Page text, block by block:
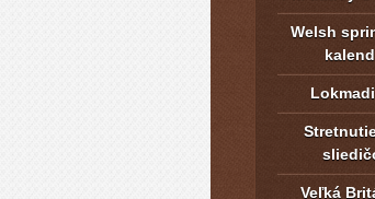
Welsh
Veľká